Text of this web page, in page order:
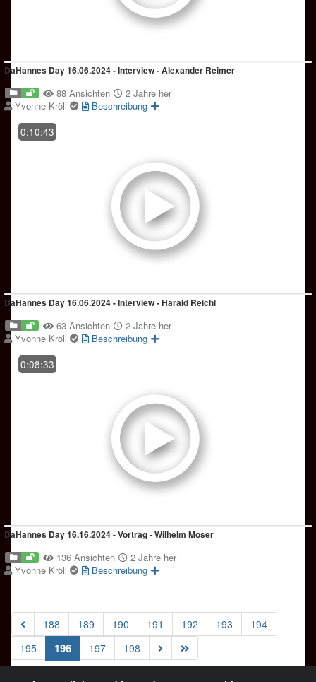
DaHannes Day 16.06.2024 - Interview - Alexander Reimer
88 Ansichten
2 Jahre her
Yvonne Kröll
Beschreibung
0:10:43
DaHannes Day 16.06.2024 - Interview - Harald Reichl
63 Ansichten
2 Jahre her
Yvonne Kröll
Beschreibung
0:08:33
DaHannes Day 16.16.2024 - Vortrag - Wilhelm Moser
136 Ansichten
2 Jahre her
Yvonne Kröll
Beschreibung
188 189 190 191 192 193
194
195
196(current)
197 198